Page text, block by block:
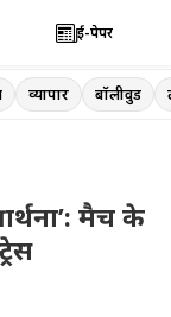
ई-पेपर
व्यापार बॉलीवुड
मैच के